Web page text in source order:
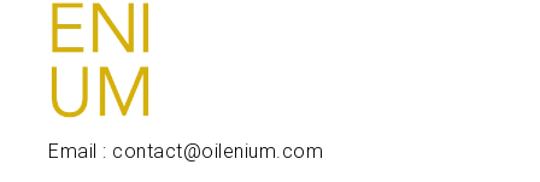
Email : contact@oilenium.com